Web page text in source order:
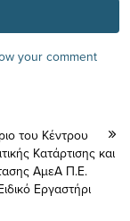
your comment
του Κέντρου
Κατάρτισης και
ΑμεΑ Π.Ε.
Εργαστήρι